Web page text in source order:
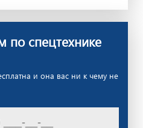
по спецтехнике
и она вас ни к чему не